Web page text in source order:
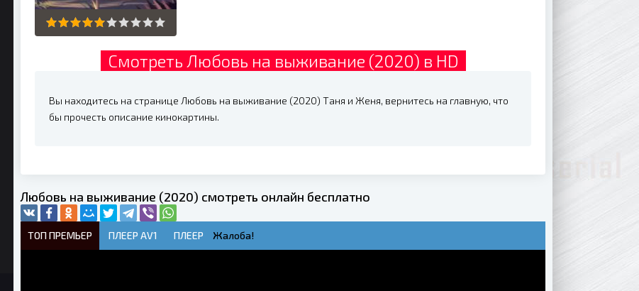
Смотреть Любовь на выживание (2020) в HD
Вы находитесь на странице Любовь на выживание (2020) Таня и Женя, вернитесь на главную, что
бы прочесть описание кинокартины.
Любовь на выживание (2020) смотреть онлайн бесплатно
ТОП ПРЕМЬЕР ПЛЕЕР AV1 ПЛЕЕР Жалоба!